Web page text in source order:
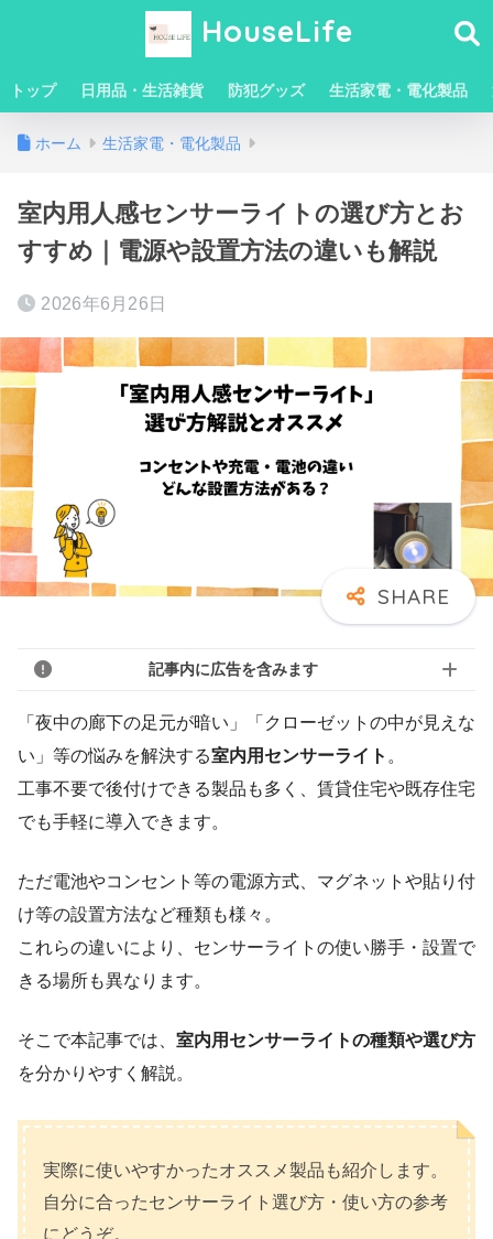
HouseLife
トップ 日用品・生活雑貨 防犯グッズ 生活家電・電化製品
ホーム 生活家電・電化製品
室内用人感センサーライトの選び方とお
すすめ｜電源や設置方法の違いも解説
2026年6月26日
記事内に広告を含みます
「夜中の廊下の足元が暗い」「クローゼットの中が見えな
い」等の悩みを解決する室内用センサーライト 。
工事不要で後付けできる製品も多く、賃貸住宅や既存住宅
でも手軽に導入できます。
ただ電池やコンセント等の電源方式、マグネットや貼り付
け等の設置方法など種類も様々。
これらの違いにより、センサーライトの使い勝手・設置で
きる場所も異なります。
そこで本記事では、 室内用センサーライトの種類や選び方
を分かりやすく解説。
実際に使いやすかったオススメ製品も紹介します。
自分に合ったセンサーライト選び方・使い方の参考
にどうぞ。